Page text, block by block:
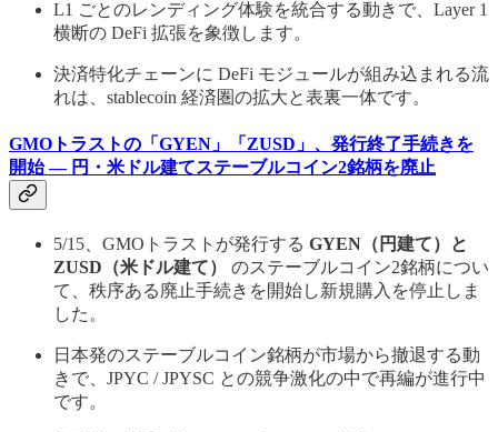
L1 ごとのレンディング体験を統合する動きで、Layer 1
横断の DeFi 拡張を象徴します。
決済特化チェーンに DeFi モジュールが組み込まれる流
れは、stablecoin 経済圏の拡大と表裏一体です。
GMOトラストの「GYEN」「ZUSD」、発行終了手続きを
開始 — 円・米ドル建てステーブルコイン2銘柄を廃止
5/15、GMOトラストが発行する GYEN（円建て）と
ZUSD（米ドル建て）
のステーブルコイン2銘柄につい
て、秩序ある廃止手続きを開始し新規購入を停止しま
した。
日本発のステーブルコイン銘柄が市場から撤退する動
きで、JPYC / JPYSC との競争激化の中で再編が進行中
です。